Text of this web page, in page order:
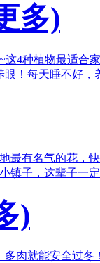
多)
这4种植物最适合
！ 每天睡不好，
最有名气的花，
镇子，这辈子一
)
多肉就能安全过冬